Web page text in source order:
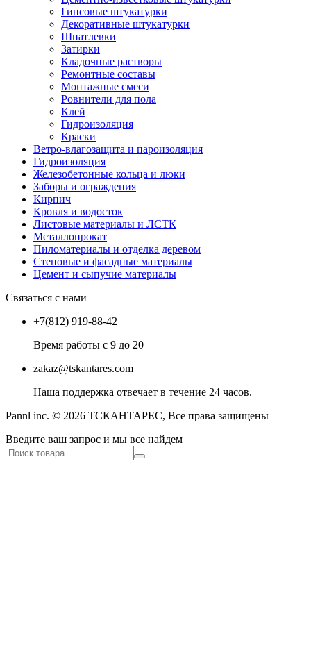
Гипсовые штукатурки
Декоративные штукатурки
Шпатлевки
Затирки
Кладочные растворы
Ремонтные составы
Монтажные смеси
Ровнители для пола
Клей
Гидроизоляция
Краски
Ветро-влагозащита и пароизоляция
Гидроизоляция
Железобетонные кольца и люки
Заборы и ограждения
Кирпич
Кровля и водосток
Листовые материалы и ЛСТК
Металлопрокат
Пиломатериалы и отделка деревом
Стеновые и фасадные материалы
Цемент и сыпучие материалы
Связаться с нами
+7(812) 919-88-42
Время работы с 9 до 20
zakaz@tskantares.com
Наша поддержка отвечает в течение 24 часов.
Pannl inc. © 2026 ТСКАНТАРЕС, Все права защищены
Введите ваш запрос и мы все найдем